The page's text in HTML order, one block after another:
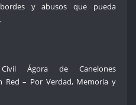
y abusos que pueda
Civil Ágora de Canelones
Red – Por Verdad, Memoria y